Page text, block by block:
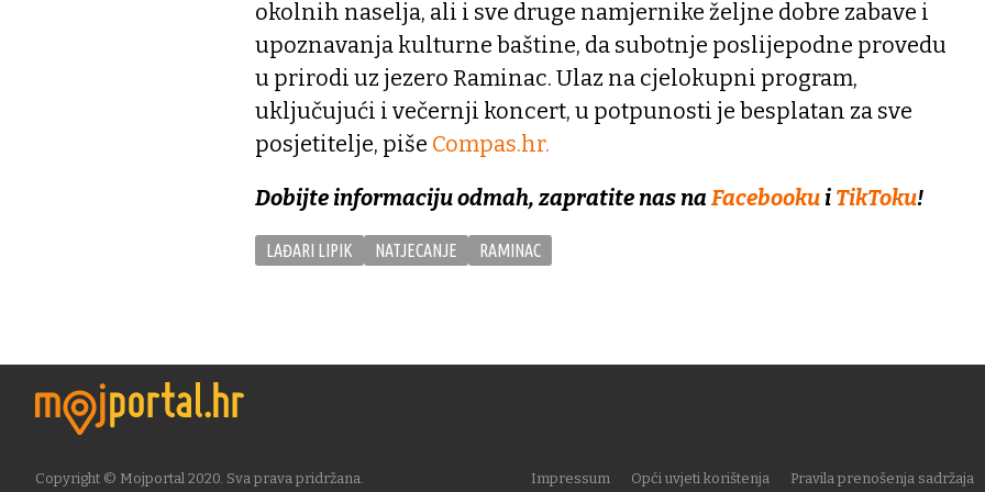
okolnih naselja, ali i sve druge namjernike željne dobre zabave i
upoznavanja kulturne baštine, da subotnje poslijepodne provedu
u prirodi uz jezero Raminac. Ulaz na cjelokupni program,
uključujući i večernji koncert, u potpunosti je besplatan za sve
posjetitelje, piše Compas.hr.
Dobijte informaciju odmah, zapratite nas na Facebooku i TikToku!
LAĐARI LIPIK NATJECANJE RAMINAC
Copyright © Mojportal 2020. Sva prava pridržana. Impressum Opći uvjeti korištenja Pravila prenošenja sadržaja